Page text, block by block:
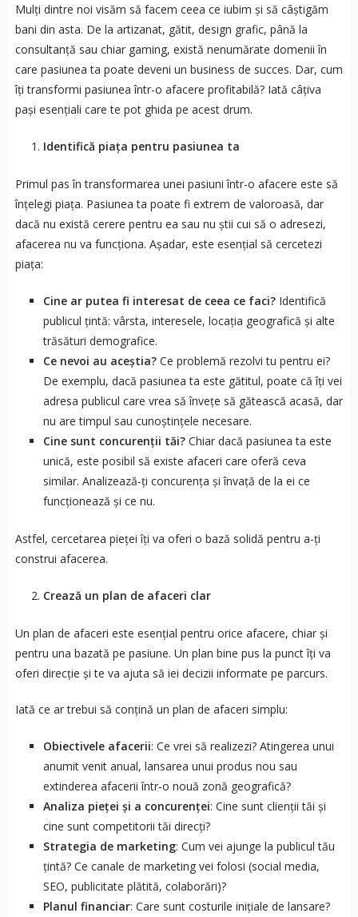
Mulți dintre noi visăm să facem ceea ce iubim și să câștigăm
bani din asta. De la artizanat, gătit, design grafic, până la
consultanță sau chiar gaming, există nenumărate domenii în
care pasiunea ta poate deveni un business de succes. Dar, cum
îți transformi pasiunea într-o afacere profitabilă? Iată câțiva
pași esențiali care te pot ghida pe acest drum.
Identifică piața pentru pasiunea ta
Primul pas în transformarea unei pasiuni într-o afacere este să
înțelegi piața. Pasiunea ta poate fi extrem de valoroasă, dar
dacă nu există cerere pentru ea sau nu știi cui să o adresezi,
afacerea nu va funcționa. Așadar, este esențial să cercetezi
piața:
Cine ar putea fi interesat de ceea ce faci?Identifică
publicul țintă: vârsta, interesele, locația geografică și alte
trăsături demografice.
Ce nevoi au aceștia?Ce problemă rezolvi tu pentru ei?
De exemplu, dacă pasiunea ta este gătitul, poate că îți vei
adresa publicul care vrea să învețe să gătească acasă, dar
nu are timpul sau cunoștințele necesare.
Cine sunt concurenții tăi?Chiar dacă pasiunea ta este
unică, este posibil să existe afaceri care oferă ceva
similar. Analizează-ți concurența și învață de la ei ce
funcționează și ce nu.
Astfel, cercetarea pieței îți va oferi o bază solidă pentru a-ți
construi afacerea.
Crează un plan de afaceri clar
Un plan de afaceri este esențial pentru orice afacere, chiar și
pentru una bazată pe pasiune. Un plan bine pus la punct îți va
oferi direcție și te va ajuta să iei decizii informate pe parcurs.
Iată ce ar trebui să conțină un plan de afaceri simplu:
Obiectivele afacerii: Ce vrei să realizezi? Atingerea unui
anumit venit anual, lansarea unui produs nou sau
extinderea afacerii într-o nouă zonă geografică?
Analiza pieței și a concurenței: Cine sunt clienții tăi și
cine sunt competitorii tăi direcți?
Strategia de marketing: Cum vei ajunge la publicul tău
țintă? Ce canale de marketing vei folosi (social media,
SEO, publicitate plătită, colaborări)?
Planul financiar: Care sunt costurile inițiale de lansare?